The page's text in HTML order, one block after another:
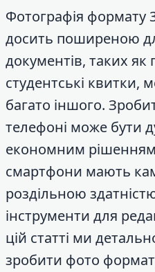
Фотографія формату
досить поширеною
документів, таких як
студентські квитки,
багато іншого.
телефоні може бути
економним рішенням,
смартфони мають
роздільною
інструменти для
цій статті ми
зробити фото